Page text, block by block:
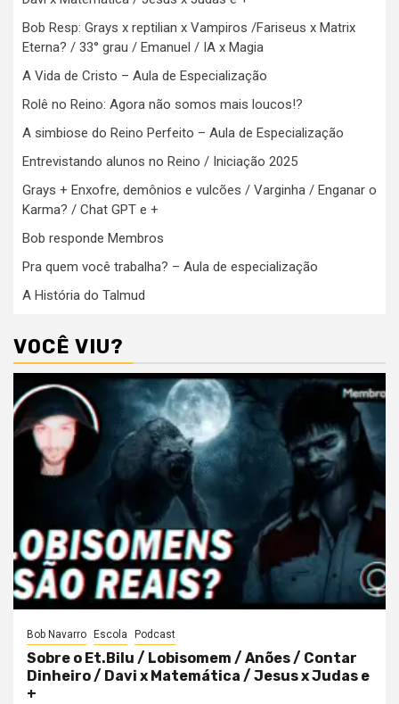
Bob Resp: Grays x reptilian x Vampiros /Fariseus x Matrix
Eterna? / 33° grau / Emanuel / IA x Magia
A Vida de Cristo – Aula de Especialização
Rolê no Reino: Agora não somos mais loucos!?
A simbiose do Reino Perfeito – Aula de Especialização
Entrevistando alunos no Reino / Iniciação 2025
Grays + Enxofre, demônios e vulcões / Varginha / Enganar o
Karma? / Chat GPT e +
Bob responde Membros
Pra quem você trabalha? – Aula de especialização
A História do Talmud
VOCÊ VIU?
Bob Navarro Escola Podcast
Sobre o Et.Bilu / Lobisomem / Anões / Contar
Dinheiro / Davi x Matemática / Jesus x Judas e
+